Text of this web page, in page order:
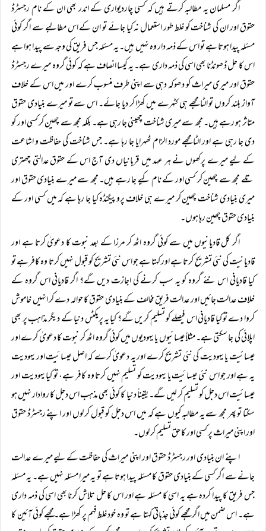
اگر مسلمان یہ مطالبہ کرتے ہیں کہ کسی چاردیواری کے اندر بھی ان کے نام رجسٹرڈ
حقوق اور ان کی شناخت کو غلط طور استعمال نہ کیا جائے تو ان کے اس مطالبے سے اگر کوئی
مسئلہ پیدا ہوتا ہے تو اس کے ذمہ دار وہ نہیں ہیں۔ یہ مسئلہ جس فریق کی وجہ سے پیدا ہوا ہے
اس کا حل ڈھونڈنا بھی اسی کی ذمہ داری ہے۔ یہ کیسا انصاف ہے کہ کوئی گروہ میرے رجسٹرڈ
حقوق اور میری میراث کو دھوکہ دہی سے اپنی طرف منسوب کرے اور میں اس کے خلاف
آواز بلند کروں تو الٹا مجھے ہی کٹہرے میں کھڑا کر دیا جائے۔ اس سے تو میرے بنیادی حقوق
متاثر ہو رہے ہیں۔ مجھ سے میری شناخت چھینی جا رہی ہے۔ بلکہ مجھ سے چھین کر کسی اور کو
دی جا رہی ہے اور الٹا مجھے مورد الزام ٹھہرایا جا رہا ہے۔ جس شناخت کی حفاظت و اشاعت
کے لیے میرے پرکھوں نے ہر عہد میں قربانیاں دی آج اس کے حقوق عدالتی چھتری
تلے مجھ سے چھین کر کسی اور کے نام کیے جا رہے ہیں۔ مجھ سے میرے بنیادی حقوق اور
میری بنیادی شناخت چھین کر میرے ہی خلاف پروپیگنڈہ کیا جا رہا ہے کہ میں کسی اور کے
بنیادی حقوق چھین رہا ہوں۔
اگر کل قادیانیوں میں سے کوئی گروہ اٹھ کر مرزا کے بعد نبوت کا دعویٰ کرتا ہے اور
قادیانیت کی نئی تشریح کرتا ہے اور کہتا ہے جو اس نئی تشریح کو قبول نہیں کرتا وہ کافر ہے تو
کیا قادیانی اس نئے گروہ کو یہ سب کرنے کی اجازت دیں گے؟ اگر قادیانی اس گروہ کے
خلاف عدالت جائیں اور عدالت فریق مخالف کے بنیادی حقوق کا حوالہ دے کر انہیں خاموش
کروا دے تو کیا قادیانی اس فیصلے کو تسلیم کریں گے؟ کیا یہ پریکٹس دنیا کے دیگر مذاہب پر بھی
اپلائی کی جا سکتی ہے۔ مثلاً‌ عیسائیوں یا یہودیوں میں کوئی گروہ اٹھ کر نبوت کا دعویٰ کرے اور
عیسائیت یا یہودیت کی نئی تشریح کرے اور یہ دعویٰ کرے کہ اصل عیسائیت اور یہودیت
یہ ہے اور جو اس نئی عیسائیت یا یہودیت کو تسلیم نہیں کرتا وہ کافر ہے، تو کیا یہودیت اور
عیسائیت اس دجل کو تسلیم کر لیں گے۔ یقیناً‌ دنیا کا کوئی بھی مذہب اس دجل کا روادار نہیں ہو
سکتا تو پھر مجھ سے یہ مطالبہ کیوں ہے کہ میں اس دجل کو قبول کر لوں اور اپنے رجسٹرڈ حقوق
اور اپنی میراث پر کسی اور کا حق تسلیم کر لوں۔
اپنے ان بنیادی اور رجسٹرڈ حقوق اور اپنی میراث کی حفاظت کے لیے میرے عدالت
جانے سے اگر کسی کے بنیادی حقوق کا مسئلہ پیدا ہوتا ہے تو یہ میرا مسئلہ نہیں ہے۔ یہ مسئلہ
جس فریق کا پیدا کردہ ہے یہ اسی کا مسئلہ ہے اور اس کا حل تلاش کرنا بھی اسی کی ذمہ داری
ہے۔ اس ضمن میں اگر مجھے کوئی جذباتی کہتا ہے تو وہ خود غلط فہم پر کھڑا ہے۔مجھے کوئی آئین کا